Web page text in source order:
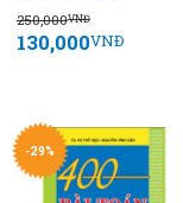
250,000VNĐ
130,000VNĐ
-29%